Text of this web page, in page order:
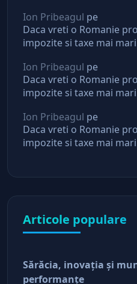
Ion Pribeagul pe
Daca vreti o Romanie
impozite si taxe mai
Ion Pribeagul pe
Daca vreti o Romanie
impozite si taxe mai
Ion Pribeagul pe
Daca vreti o Romanie
impozite si taxe mai
Articole populare
Sărăcia, inovaţia şi
performanţe